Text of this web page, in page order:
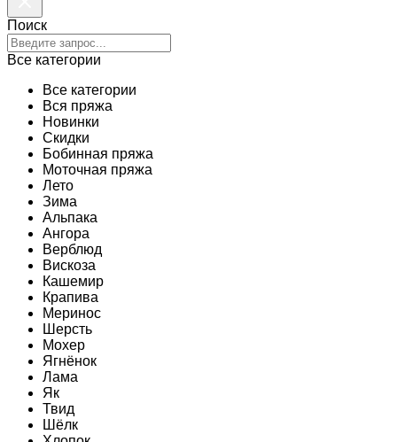
Поиск
Все категории
Все категории
Вся пряжа
Новинки
Скидки
Бобинная пряжа
Моточная пряжа
Лето
Зима
Альпака
Ангора
Верблюд
Вискоза
Кашемир
Крапива
Меринос
Шерсть
Мохер
Ягнёнок
Лама
Як
Твид
Шёлк